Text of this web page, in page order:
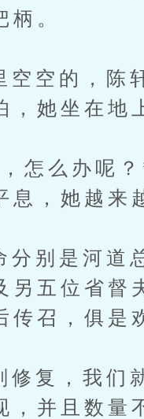
。
的，陈轩
，她坐在地
办呢？”
息，她越来
是河道总
另五位省督
传召，俱是
，我们就
，并且数量